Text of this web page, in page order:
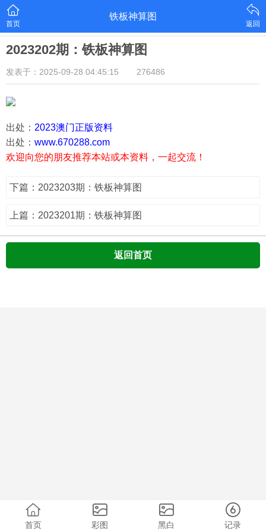
首页
铁板神算图
返回
2023202期：铁板神算图
发表于：2025-09-28 04:45:15 276486
出处： 2023澳门正版资料
出处： www.670288.com
欢迎向您的朋友推荐本站或本资料，一起交流！
下篇：2023203期：铁板神算图
上篇：2023201期：铁板神算图
返回首页
首页 彩图 黑白 记录